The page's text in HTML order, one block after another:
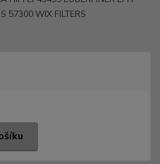
57300 WIX FILTERS